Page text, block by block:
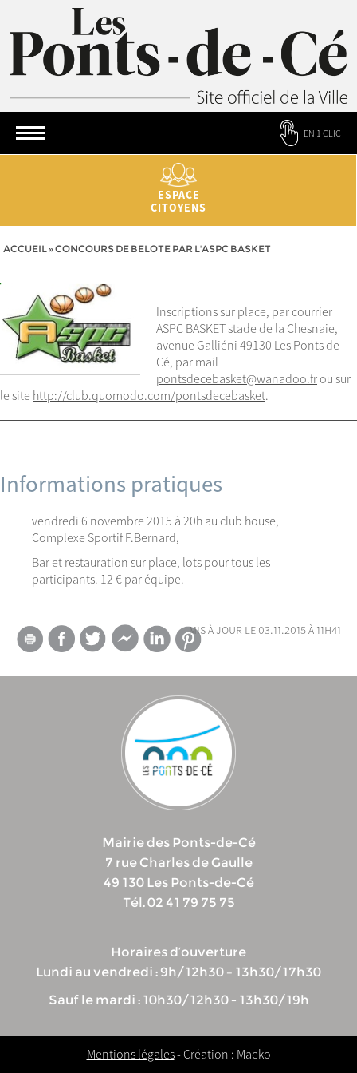
EN 1 CLIC
ESPACE
CITOYENS
ACCUEIL»CONCOURS DE BELOTE PAR L'ASPC BASKET
Inscriptions sur place, par courrier
ASPC BASKET stade de la Chesnaie,
avenue Galliéni 49130 Les Ponts de
Cé, par mail
pontsdecebasket@wanadoo.fr ou sur
le site http://club.quomodo.com/pontsdecebasket.
Informations pratiques
vendredi 6 novembre 2015 à 20h au club house,
Complexe Sportif F.Bernard,
Bar et restauration sur place, lots pour tous les
participants. 12 € par équipe.
mis à jour le 03.11.2015 à 11h41
Mairie des Ponts-de-Cé
7 rue Charles de Gaulle
49 130 Les Ponts-de-Cé
Tél. 02 41 79 75 75
Horaires d’ouverture
Lundi au vendredi : 9h/12h30 – 13h30/17h30
Sauf le mardi : 10h30/12h30 - 13h30/19h
Mentions légales- Création : Maeko